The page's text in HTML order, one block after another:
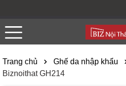
Trang chủ Ghế da nhập khẩu
Biznoithat GH214